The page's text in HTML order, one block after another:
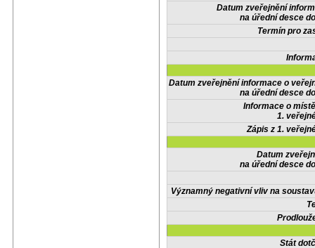
Datum zveřejnění
na úřední desce
Termín pro
Datum zveřejnění informace o
na úřední desce
Informace o
1.
Zápis z 1.
Datum
na úřední desce
Významný negativní vliv na
Stát